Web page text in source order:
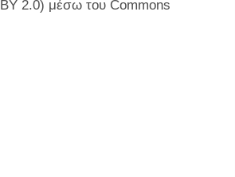
2.0) μέσω του Commons